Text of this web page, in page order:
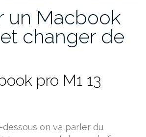
un Macbook
changer de
pro M1 13
dessous on va parler du